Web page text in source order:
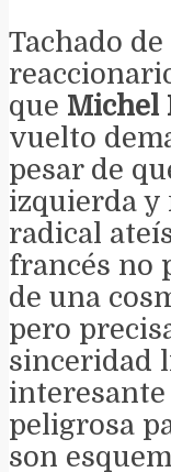
Tachado
que Michel
vuelto
pesar de
izquierda y
radical
francés no
de una
pero
sinceridad
peligrosa
son